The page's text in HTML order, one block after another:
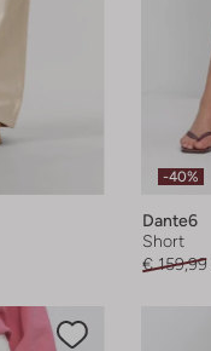
-40%
Dante6
Short
€ 159,99